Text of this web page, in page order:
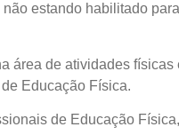
estando habilitado
área de atividades físicas
Educação Física.
de Educação